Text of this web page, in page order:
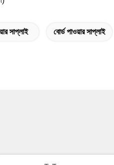
সাপ্লাই বোর্ড পাওয়ার সাপ্লাই